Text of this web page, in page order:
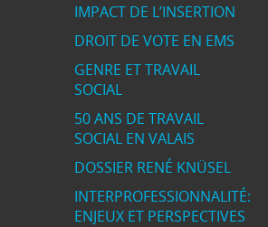
IMPACT DE L’INSERTION
DROIT DE VOTE EN EMS
GENRE ET TRAVAIL
SOCIAL
50 ANS DE TRAVAIL
SOCIAL EN VALAIS
DOSSIER RENÉ KNÜSEL
INTERPROFESSIONNALITÉ:
ENJEUX ET PERSPECTIVES